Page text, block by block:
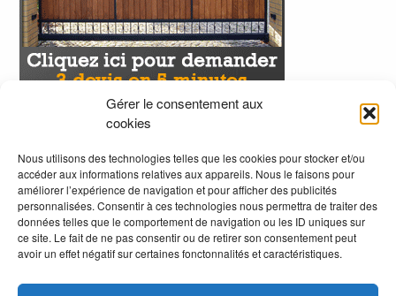
Gérer le consentement aux
cookies
Nous utilisons des technologies telles que les cookies pour stocker et/ou
accéder aux informations relatives aux appareils. Nous le faisons pour
améliorer l’expérience de navigation et pour afficher des publicités
personnalisées. Consentir à ces technologies nous permettra de traiter des
données telles que le comportement de navigation ou les ID uniques sur
ce site. Le fait de ne pas consentir ou de retirer son consentement peut
avoir un effet négatif sur certaines fonctonnalités et caractéristiques.